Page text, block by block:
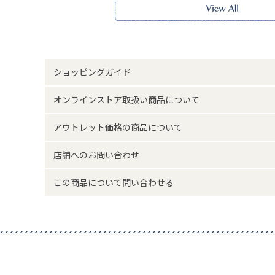
内側：ファスナーポケット×1、オープンポケット×2
サイズ詳細(cm)約
高さ27 横幅38 マチ12 ハンドル
素材・原材料 ポリエステル
原産国 中国製
サイズについて
ショッピングガイド
オンラインストア取扱い商品について
アウトレット価格の商品について
店舗へのお問い合わせ
この商品について問い合わせる